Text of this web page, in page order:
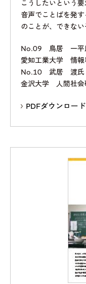
こうしたいという要
音声でことばを発
のことが、できない
No.09 鳥居 一平
愛知工業大学 情
No.10 武居 渡氏
金沢大学 人間社
PDFダウンロー